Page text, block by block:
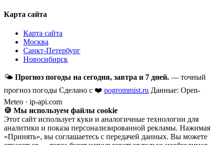
Карта сайта
Карта сайта
Москва
Санкт-Петербург
Новосибирск
🌤 Прогноз погоды на сегодня, завтра и 7 дней. — точный
прогноз погоды Сделано с ❤️ pogrommist.ru Данные: Open-
Meteo · ip-api.com
🍪 Мы используем файлы cookie
Этот сайт использует куки и аналогичные технологии для
аналитики и показа персонализированной рекламы. Нажимая
«Принять», вы соглашаетесь с передачей данных. Вы можете